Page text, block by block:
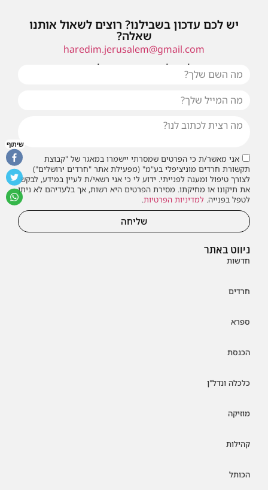
ניווט באתר
חדשות
חרדים
ספרא
הכנסת
כלכלה ונדל"ן
מוזיקה
קהילות
הכותל
יש לכם עדכון בשבילנו? רוצים לשאול אותנו
שאלה?
haredim.jerusalem@gmail.com
או שילחו אלינו פנייה ונחזור אליכם בהקדם
אני מאשר/ת כי הפרטים שמסרתי יישמרו במאגר של "קבוצת
תקשורת חרדים מוניציפלי בע"מ" (מפעילת אתר "חרדים ירושלים")
לצורך טיפול ומענה לפנייתי. ידוע לי כי אני רשאי/ת לעיין במידע, לבקש
את תיקונו או מחיקתו. מסירת הפרטים היא רשות, אך בלעדיהם לא ניתן
לטפל בפנייה. למדיניות הפרטיות.
שליחה
שיתוף